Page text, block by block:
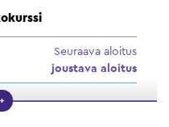
Seuraava aloitus
joustava aloitus